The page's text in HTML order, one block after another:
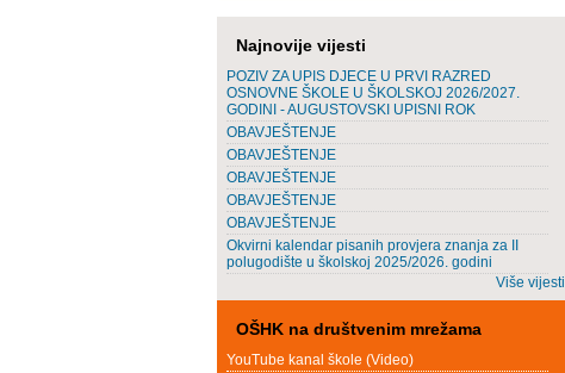
Najnovije vijesti
POZIV ZA UPIS DJECE U PRVI RAZRED
OSNOVNE ŠKOLE U ŠKOLSKOJ 2026/2027.
GODINI - AUGUSTOVSKI UPISNI ROK
OBAVJEŠTENJE
OBAVJEŠTENJE
OBAVJEŠTENJE
OBAVJEŠTENJE
OBAVJEŠTENJE
Okvirni kalendar pisanih provjera znanja za II
polugodište u školskoj 2025/2026. godini
Više vijesti
OŠHK na društvenim mrežama
YouTube kanal škole (Video)